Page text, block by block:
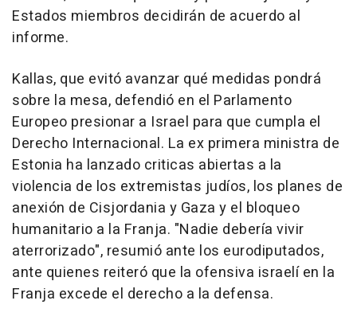
Estados miembros decidirán de acuerdo al
informe.
Kallas, que evitó avanzar qué medidas pondrá
sobre la mesa, defendió en el Parlamento
Europeo presionar a Israel para que cumpla el
Derecho Internacional. La ex primera ministra de
Estonia ha lanzado criticas abiertas a la
violencia de los extremistas judíos, los planes de
anexión de Cisjordania y Gaza y el bloqueo
humanitario a la Franja. "Nadie debería vivir
aterrorizado", resumió ante los eurodiputados,
ante quienes reiteró que la ofensiva israelí en la
Franja excede el derecho a la defensa.